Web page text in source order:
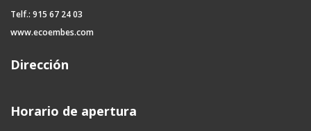
Telf.: 915 67 24 03
www.ecoembes.com
Dirección
Horario de apertura